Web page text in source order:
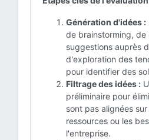
Génération d'idées :
de brainstorming, de
suggestions auprès
d'exploration des
pour identifier des
Filtrage des idées :
préliminaire pour
sont pas alignées
ressources ou les
l'entreprise.